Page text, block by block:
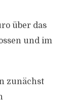
über das
und im
zunächst